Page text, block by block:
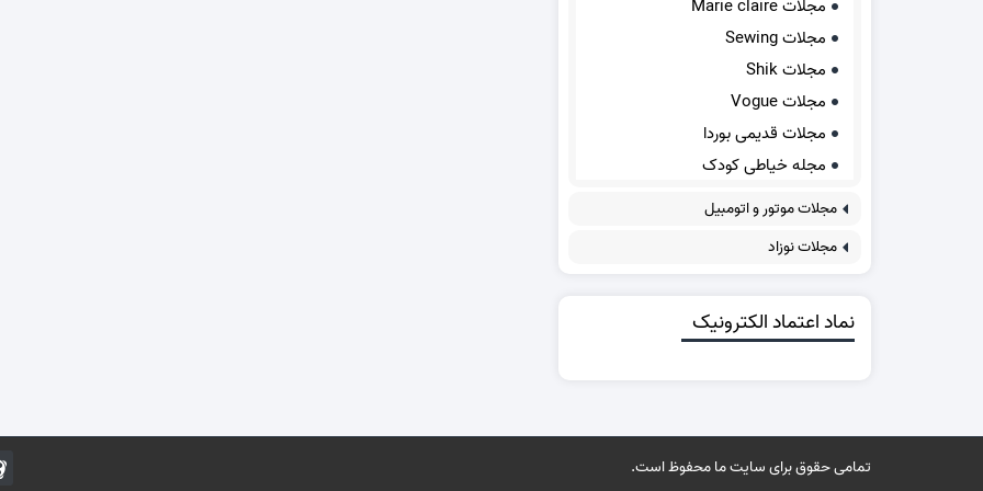
مجلات Marie claire
مجلات Sewing
مجلات Shik
مجلات Vogue
مجلات قدیمی بوردا
مجله خیاطی کودک
مجلات موتور و اتومبیل
مجلات نوزاد
نماد اعتماد الکترونیک
تمامی حقوق برای سایت ما محفوظ است.